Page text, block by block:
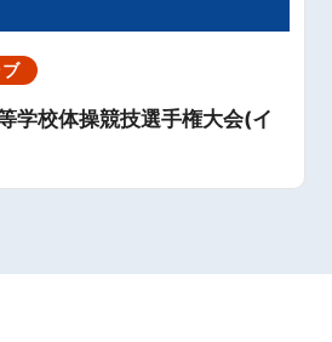
学校体操競技選手権大会(イ